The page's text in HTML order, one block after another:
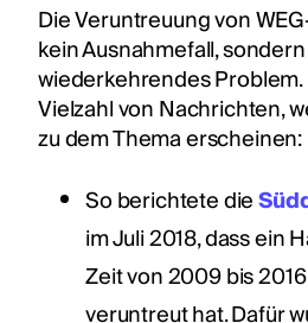
Die Veruntreuung von
kein Ausnahmefall,
wiederkehrendes
Vielzahl von Nachrichten,
zu dem Thema erscheinen:
So berichtete die
im Juli 2018, dass ein
Zeit von 2009 bis
veruntreut hat. Dafür